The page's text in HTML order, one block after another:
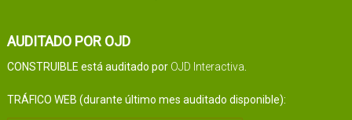
AUDITADO POR OJD
CONSTRUIBLE está auditado por OJD Interactiva
TRÁFICO WEB (durante último mes auditado disponible):